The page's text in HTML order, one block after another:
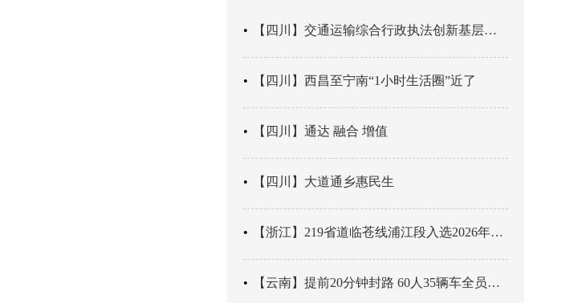
【四川】交通运输综合行政执法创新基层辖区治理“4+3” 新模式
【四川】西昌至宁南“1小时生活圈”近了
【四川】通达 融合 增值
【四川】大道通乡惠民生
【浙江】219省道临苍线浦江段入选2026年度美丽公路项目展示交流活动名单
【云南】提前20分钟封路 60人35辆车全员平安